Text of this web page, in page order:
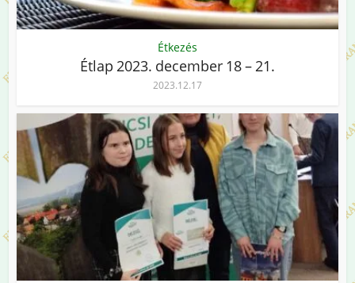
Étkezés
Étlap 2023. december 18 – 21.
2023.12.17